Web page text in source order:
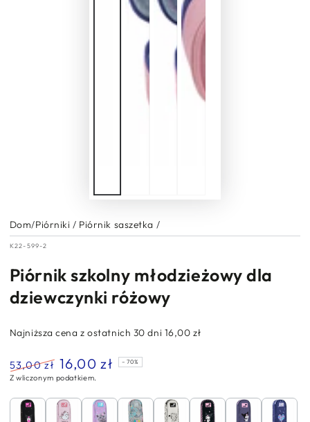
Dom/Piórniki / Piórnik saszetka /
K22-599-2
Piórnik szkolny młodzieżowy dla
dziewczynki różowy
Najniższa cena z ostatnich 30 dni 16,00 zł
Normalna
53,00 zł
Cena
16,00 zł –70%
Z wliczonym podatkiem.